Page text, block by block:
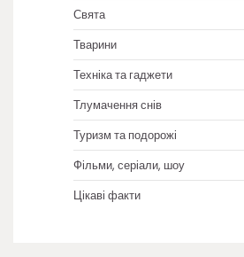
Свята
Тварини
Техніка та гаджети
Тлумачення снів
Туризм та подорожі
Фільми, серіали, шоу
Цікаві факти